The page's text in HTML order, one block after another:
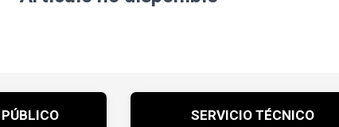
SERVICIO TÉCNICO